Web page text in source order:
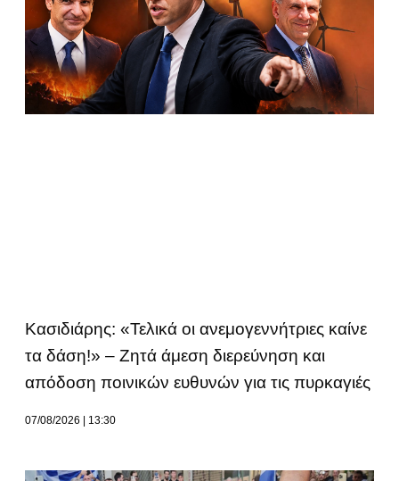
Κασιδιάρης: «Τελικά οι ανεμογεννήτριες καίνε
τα δάση!» – Ζητά άμεση διερεύνηση και
απόδοση ποινικών ευθυνών για τις πυρκαγιές
07/08/2026 13:30